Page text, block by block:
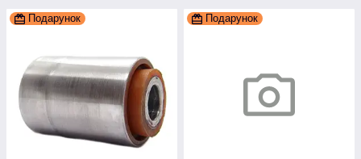
Подарунок Подарунок